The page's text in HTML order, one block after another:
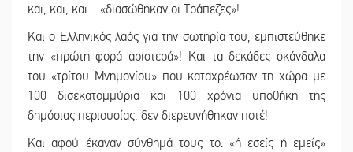
και, και, και… «διασώθηκαν οι Τράπεζες»!
Και ο Ελληνικός λαός για την σωτηρία του, εμπιστεύθηκε
την «πρώτη φορά αριστερά»! Και τα δεκάδες σκάνδαλα
του «τρίτου Μνημονίου» που καταχρέωσαν τη χώρα με
100 δισεκατομμύρια και 100 χρόνια υποθήκη της
δημόσιας περιουσίας, δεν διερευνήθηκαν ποτέ!
Και αφού έκαναν σύνθημά τους το: «ή εσείς ή εμείς»